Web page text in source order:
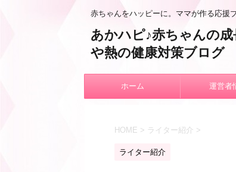
赤ちゃんをハッピーに。ママが作る応援ブ
あかハピ♪赤ちゃんの
や熱の健康対策ブログ
ホーム 運営者
HOME > ライター紹介 >
ライター紹介